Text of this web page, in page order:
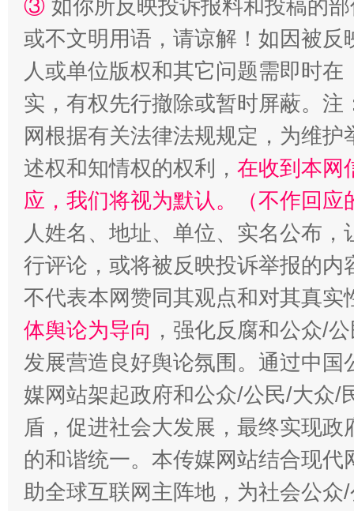
国家大学科技园优化重塑工作
扯下公款旅游的“隐身衣” 如何以
③ 如你所反映投诉报料和投稿的
或不文明用语，请谅解！如因被
人或单位版权和其它问题需即时在
实，有权先行撤除或暂时屏蔽。
网根据有关法律法规规定，为维
述权和知情权的权利， 在收到本网
应，我们将视为默认。（不作回应
人姓名、地址、单位、实名公布
行评论，或将被反映投诉举报的
不代表本网赞同其观点和对其真实
体舆论为导向 ，强化反腐和公众/
发展营造良好舆论氛围。通过中
媒网站架起政府和公众/公民/大众/
盾，促进社会大发展，最终实现
的和谐统一。本传媒网站结合现
助全球互联网主阵地，为社会公